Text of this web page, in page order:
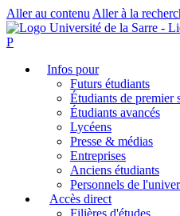
Aller au contenu Aller à la
P
Infos pour
Futurs étudiants
Étudiants de premier
Étudiants avancés
Lycéens
Presse & médias
Entreprises
Anciens étudiants
Personnels de
Accès direct
Filières d'études